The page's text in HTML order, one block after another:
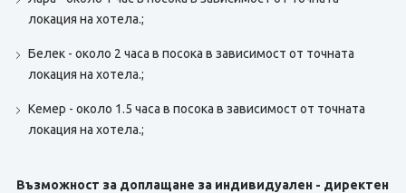
локация на хотела.;
Белек - около 2 часа в посока в зависимост от точната
локация на хотела.;
Кемер - около 1.5 часа в посока в зависимост от точната
локация на хотела.;
Възможност за доплащане за индивидуален - директен